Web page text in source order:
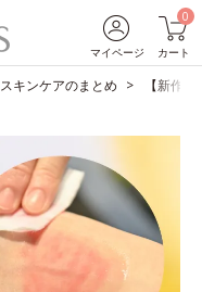
マイページ
0
カート
スキンケアのまとめ 【新作